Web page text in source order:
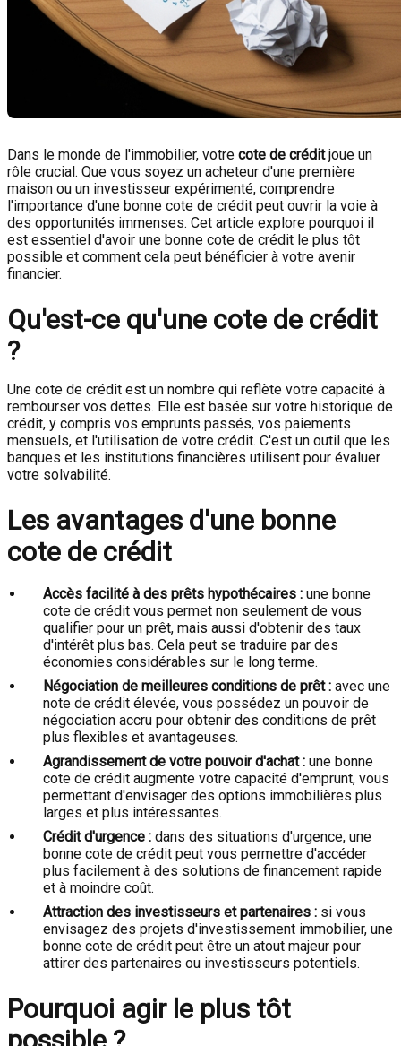
Dans le monde de l'immobilier, votre cote de créditjoue un
rôle crucial. Que vous soyez un acheteur d'une première
maison ou un investisseur expérimenté, comprendre
l'importance d'une bonne cote de crédit peut ouvrir la voie à
des opportunités immenses. Cet article explore pourquoi il
est essentiel d'avoir une bonne cote de crédit le plus tôt
possible et comment cela peut bénéficier à votre avenir
financier.
Qu'est-ce qu'une cote de crédit
?
Une cote de crédit est un nombre qui reflète votre capacité à
rembourser vos dettes. Elle est basée sur votre historique de
crédit, y compris vos emprunts passés, vos paiements
mensuels, et l'utilisation de votre crédit. C'est un outil que les
banques et les institutions financières utilisent pour évaluer
votre solvabilité.
Les avantages d'une bonne
cote de crédit
Accès facilité à des prêts hypothécaires : une bonne
cote de crédit vous permet non seulement de vous
qualifier pour un prêt, mais aussi d'obtenir des taux
d'intérêt plus bas. Cela peut se traduire par des
économies considérables sur le long terme.
Négociation de meilleures conditions de prêt : avec une
note de crédit élevée, vous possédez un pouvoir de
négociation accru pour obtenir des conditions de prêt
plus flexibles et avantageuses.
Agrandissement de votre pouvoir d'achat : une bonne
cote de crédit augmente votre capacité d'emprunt, vous
permettant d'envisager des options immobilières plus
larges et plus intéressantes.
Crédit d'urgence : dans des situations d'urgence, une
bonne cote de crédit peut vous permettre d'accéder
plus facilement à des solutions de financement rapide
et à moindre coût.
Attraction des investisseurs et partenaires : si vous
envisagez des projets d'investissement immobilier, une
bonne cote de crédit peut être un atout majeur pour
attirer des partenaires ou investisseurs potentiels.
Pourquoi agir le plus tôt